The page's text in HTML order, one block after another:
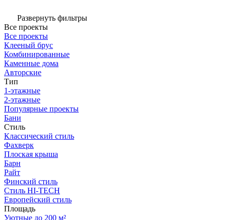
Развернуть фильтры
Все проекты
Все проекты
Клееный брус
Комбинированные
Каменные дома
Авторские
Тип
1-этажные
2-этажные
Популярные проекты
Бани
Стиль
Классический стиль
Фахверк
Плоская крыша
Барн
Райт
Финский стиль
Стиль HI-TECH
Европейский стиль
Площадь
Уютные до 200 м²